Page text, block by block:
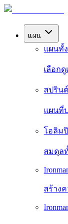
แผน
แผนทั้
เลือก
สปรินต์
แผนที่
โอลิม
สมดุล
สร้าง